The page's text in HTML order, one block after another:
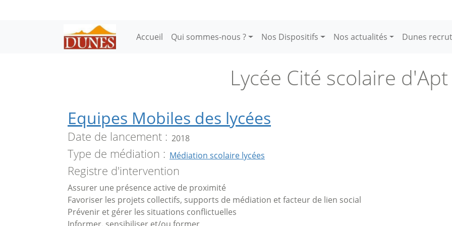
Main navigation
Accueil Qui sommes-nous ? Nos Dispositifs Nos actualités Dunes
Lycée Cité scolaire d'Apt
Equipes Mobiles des lycées
Date de lancement 2018
Type de médiation Médiation scolaire lycées
Registre d'intervention
Assurer une présence active de proximité
Favoriser les projets collectifs, supports de médiation et facteur de lien social
Prévenir et gérer les situations conflictuelles